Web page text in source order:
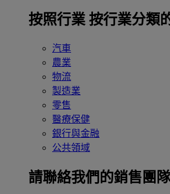
按照行業 按行業分類
汽車
農業
物流
製造業
零售
醫療保健
銀行與金融
公共領域
請聯絡我們的銷售團隊